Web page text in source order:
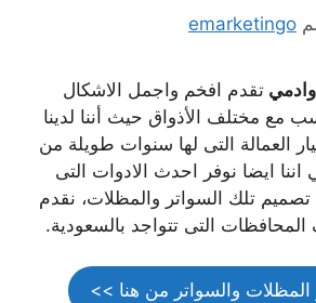
emarketingo
تقدم افخم واجمل الاشكال
مع مختلف الأذواق حيث أننا لدينا
العمالة التى لها سنوات طويلة من
اننا ايضا نوفر احدث الادوات التى
تصميم تلك السواتر والمظلات، نقدم
التى تتواجد بالسعودية.
والسواتر من هنا >>